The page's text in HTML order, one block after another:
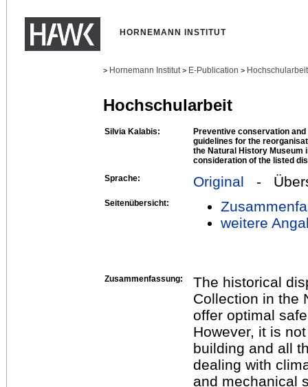
HORNEMANN INSTITUT
> Hornemann Institut > E-Publication >
Hochschularbeit
Silvia Kalabis:
Preventive conservation
guidelines for the
the Natural History Museum
consideration of the listed
Sprache:
Original -
Seitenübersicht:
weitere
Zusammenfassung:
The historical
Collection in the
offer optimal
However, it is
building and all
dealing with
and mechanical